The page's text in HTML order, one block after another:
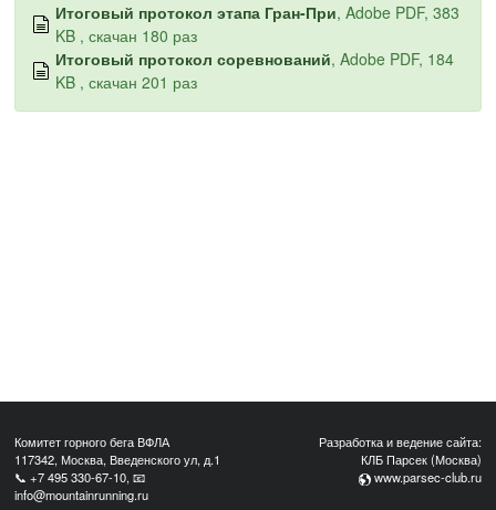
Итоговый протокол этапа Гран-При, Adobe PDF, 383
KB , скачан 180 раз
Итоговый протокол соревнований, Adobe PDF, 184
KB , скачан 201 раз
Комитет горного бега ВФЛА
117342, Москва, Введенского ул, д.1
📞+7 495 330-67-10, 📧
info@mountainrunning.ru
Разработка и ведение сайта:
КЛБ Парсек (Москва)
www.parsec-club.ru